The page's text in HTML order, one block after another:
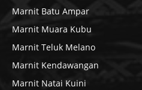
Marnit Batu Ampar
Marnit Muara Kubu
Marnit Teluk Melano
Marnit Kendawangan
Marnit Natai Kuini